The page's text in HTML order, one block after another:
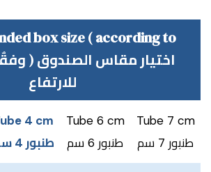
box size ( according to
4 cm
طنبور 4 سم
Tube 6 cm
طنبور 6 سم
Tube 7 cm
طنبور 7 سم